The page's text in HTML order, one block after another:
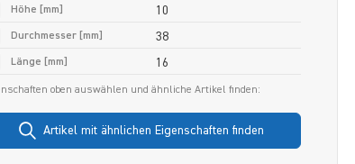
Höhe [mm] 10
Durchmesser [mm] 38
Länge [mm] 16
oben auswählen und ähnliche Artikel finden:
Artikel mit ähnlichen Eigenschaften finden